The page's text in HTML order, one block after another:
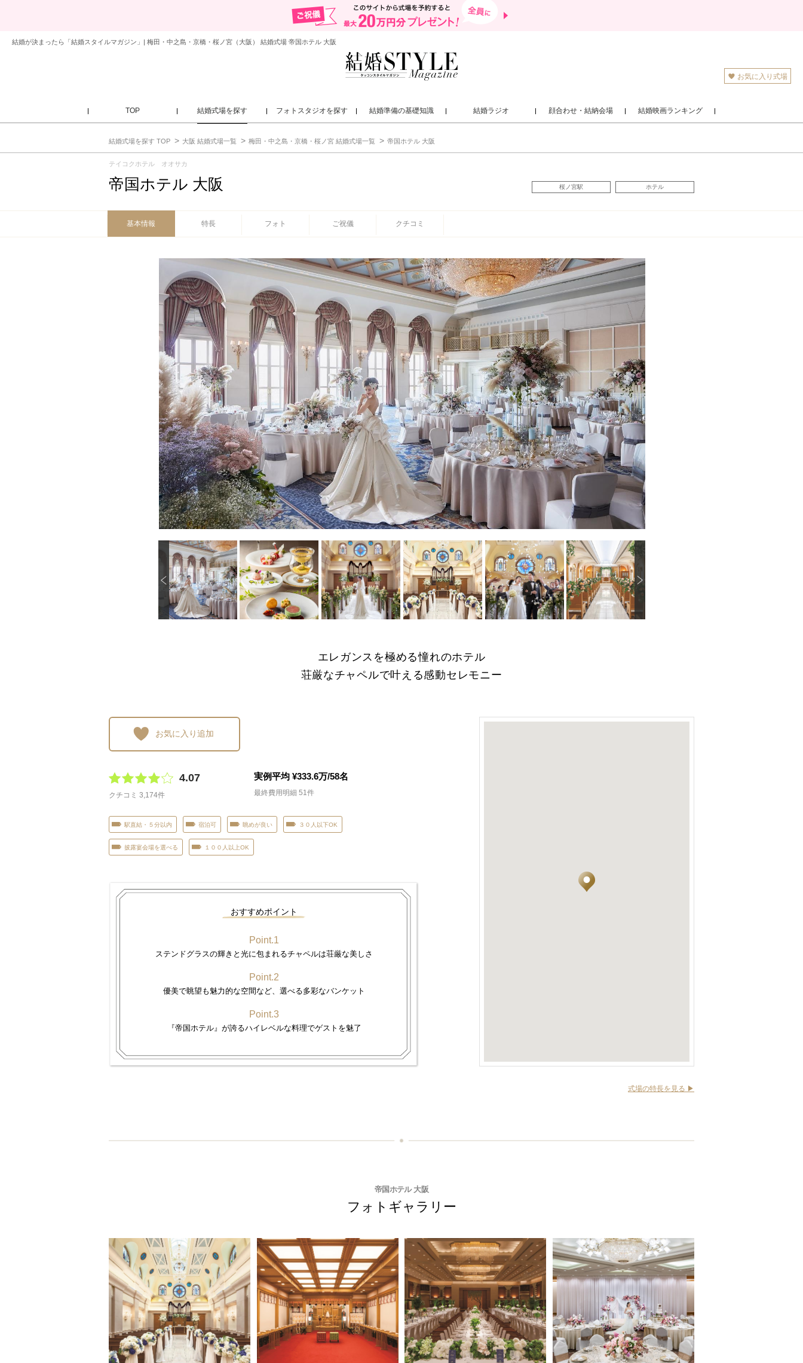
結婚が決まったら「結婚スタイルマガジン」| 梅田・中之島・京橋・桜ノ宮（大阪） 結婚式場 帝国ホテル 大阪
お気に入り式場
TOP 結婚式場を探す フォトスタジオを探す 結婚準備の基礎知識 結婚ラジオ 顔合わせ・結納会場 結婚映画ランキング
結婚式場を探す TOP 大阪 結婚式場一覧 梅田・中之島・京橋・桜ノ宮 結婚式場一覧 帝国ホテル 大阪
テイコクホテル オオサカ
帝国ホテル 大阪 桜ノ宮駅 ホテル
基本情報 特長 フォト ご祝儀 クチコミ
エレガンスを極める憧れのホテル
荘厳なチャペルで叶える感動セレモニー
お気に入り追加
4.07
クチコミ 3,174件
実例平均 ¥333.6万/58名
最終費用明細 51件
駅直結・５分以内 宿泊可 眺めが良い ３０人以下OK
披露宴会場を選べる １００人以上OK
おすすめポイント
Point.1
ステンドグラスの輝きと光に包まれるチャペルは荘厳な美しさ
Point.2
優美で眺望も魅力的な空間など、選べる多彩なバンケット
Point.3
『帝国ホテル』が誇るハイレベルな料理でゲストを魅了
式場の特長を見る ▶︎
帝国ホテル 大阪
フォトギャラリー